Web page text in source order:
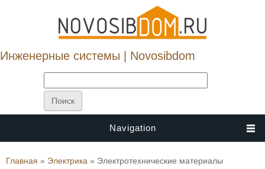
Инженерные системы | Novosibdom
Navigation
Вы здесь
Главная » Электрика » Электротехнические материалы